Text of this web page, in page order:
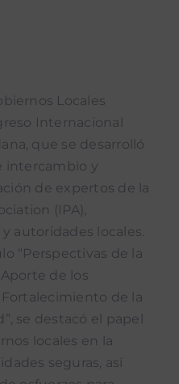
Munis”
Locales
Internacional
que se desarrolló
intercambio y
de expertos de la
(IPA),
autoridades locales.
“Perspectivas de la
de los
de la
se destacó el papel
locales en la
seguras, así